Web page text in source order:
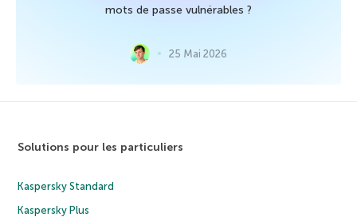
mots de passe vulnérables ?
25 Mai 2026
Solutions pour les particuliers
Kaspersky Standard
Kaspersky Plus